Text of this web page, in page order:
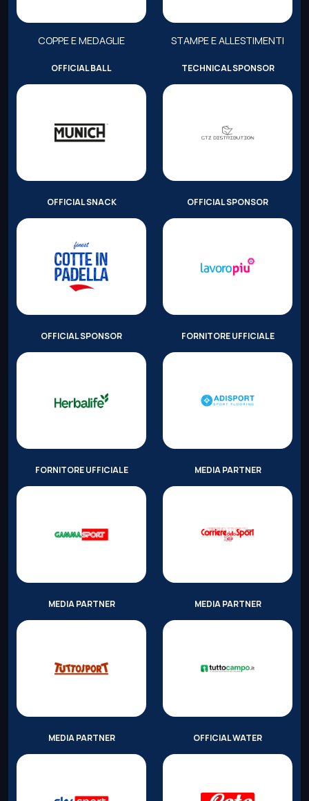
COPPE E MEDAGLIE STAMPE E ALLESTIMENTI
OFFICIAL BALL TECHNICAL SPONSOR
OFFICIAL SNACK OFFICIAL SPONSOR
OFFICIAL SPONSOR FORNITORE UFFICIALE
FORNITORE UFFICIALE MEDIA PARTNER
MEDIA PARTNER MEDIA PARTNER
MEDIA PARTNER OFFICIAL WATER